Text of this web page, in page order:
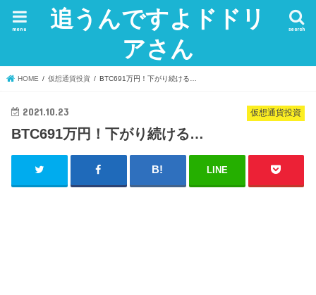
追うんですよドドリ
アさん
search
menu
HOME 仮想通貨投資 BTC691万円！下がり続ける…
仮想通貨投資
2021.10.23
BTC691万円！下がり続ける…
LINE